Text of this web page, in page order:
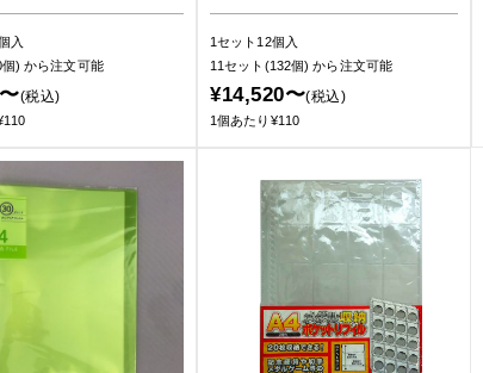
入
個)から注文可能
(税込)
1セット12個入
11セット(132個)から注文可能
¥14,520〜(税込)
1個あたり¥110